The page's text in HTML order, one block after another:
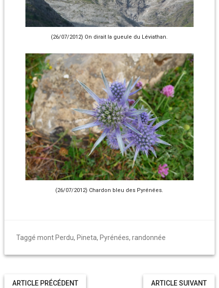
(26/07/2012) On dirait la gueule du Léviathan.
(26/07/2012) Chardon bleu des Pyrénées.
Taggé mont Perdu, Pineta, Pyrénées, randonnée
ARTICLE SUIVANT
ARTICLE PRÉCÉDENT